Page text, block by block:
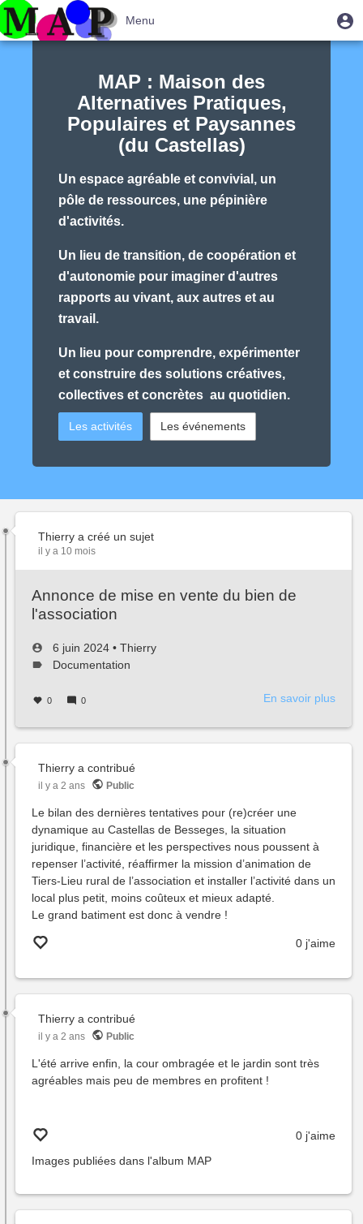
contenu
|
Maison
Alternatives
Castellas
Menu
du
l'utilisateur
Menu
navigation
MAP : Maison des
Alternatives Pratiques,
Populaires et Paysannes
(du Castellas)
Un espace agréable et convivial, un
pôle de ressources, une pépinière
d'activités.
Un lieu de transition, de coopération et
d'autonomie pour imaginer d'autres
rapports au vivant, aux autres et au
travail.
Un lieu pour comprendre, expérimenter
et construire des solutions créatives,
collectives et concrètes au quotidien.
Les activités Les événements
Thierry a créé un sujet
il y a 10 mois
Annonce de mise en vente du bien de
l'association
Créé
le
6 juin 2024 •
par
Thierry
Type
sujet :
Documentation
0 0 En savoir plus
de
mise
Thierry a contribué
il y a 2 ans Public
Le bilan des dernières tentatives pour (re)créer une
dynamique au Castellas de Besseges, la situation
juridique, financière et les perspectives nous poussent à
repenser l’activité, réaffirmer la mission d’animation de
Tiers-Lieu rural de l’association et installer l’activité dans un
local plus petit, moins coûteux et mieux adapté.
Le grand batiment est donc à vendre !
0 j'aime
Thierry a contribué
il y a 2 ans Public
L'été arrive enfin, la cour ombragée et le jardin sont très
agréables mais peu de membres en profitent !
0 j'aime
Images publiées dans l'album MAP